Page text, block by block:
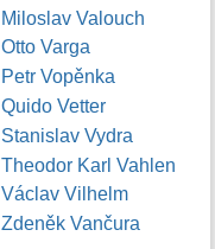
Miloslav Valouch
Otto Varga
Petr Vopěnka
Quido Vetter
Stanislav Vydra
Theodor Karl Vahlen
Václav Vilhelm
Zdeněk Vančura